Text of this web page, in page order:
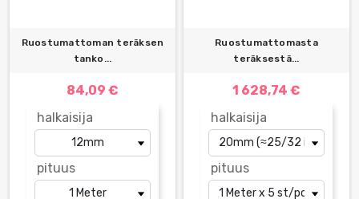
Ruostumattoman teräksen
tanko...
84,09 €
halkaisija
pituus
Ruostumattomasta
teräksestä...
1 628,74 €
halkaisija
pituus